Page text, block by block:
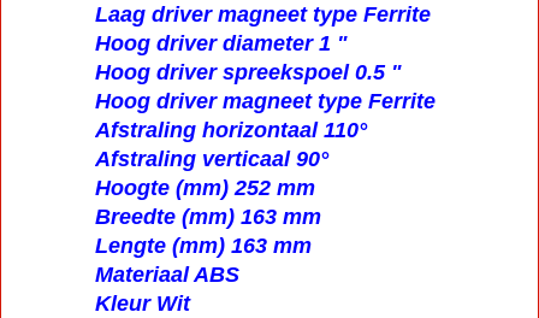
Laag driver magneet type Ferrite
Hoog driver diameter 1 "
Hoog driver spreekspoel 0.5 "
Hoog driver magneet type Ferrite
Afstraling horizontaal 110°
Afstraling verticaal 90°
Hoogte (mm) 252 mm
Breedte (mm) 163 mm
Lengte (mm) 163 mm
Materiaal ABS
Kleur Wit